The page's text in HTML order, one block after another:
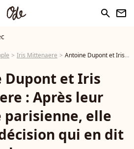
search newsletter
Iris Mittenaere Antoine Dupont et Iris Mittenaere : Après leur escapade parisienne, elle prend une décision qui en dit long
Dupont et Iris
: Après leur
parisienne, elle
qui en dit